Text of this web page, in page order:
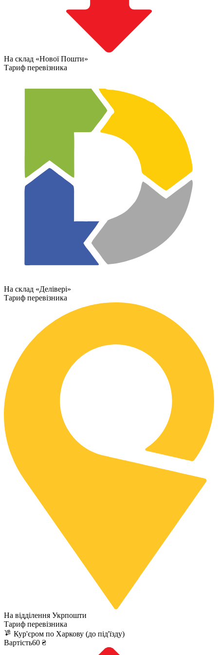
На склад «Нової Пошти»
Тариф перевізника
На склад «Делівері»
Тариф перевізника
На відділення Укрпошти
Тариф перевізника
Кур'єром по Харкову (до під'їзду)
Вартість60 ₴